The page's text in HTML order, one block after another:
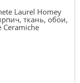
Laurel Homey
ткань, обои,